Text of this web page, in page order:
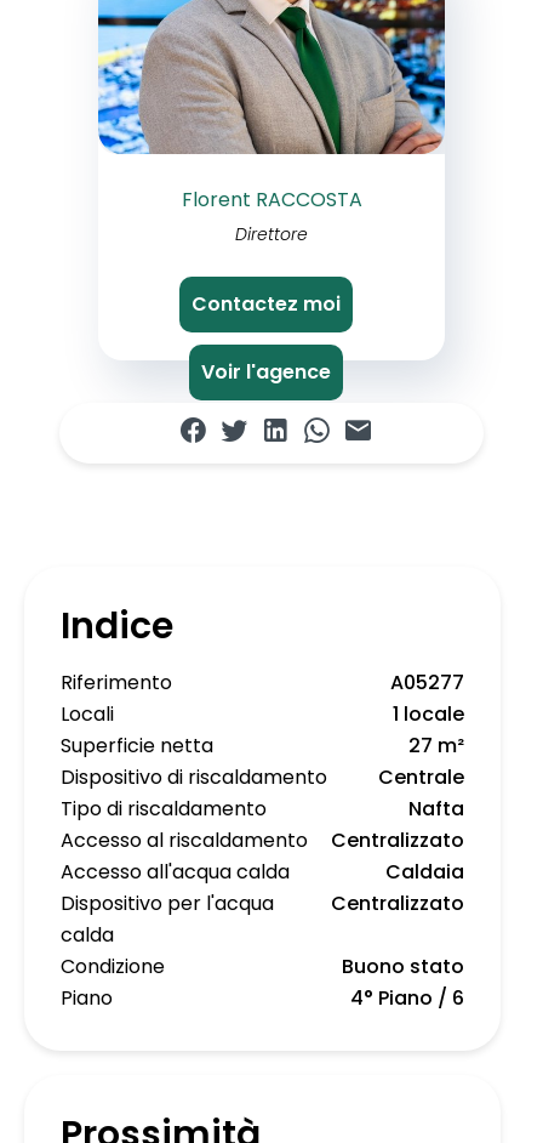
Florent RACCOSTA
Direttore
Contactez moi
Voir l'agence
Indice
Riferimento
A05277
Locali
1 locale
Superficie netta
27 m²
Dispositivo di riscaldamento
Centrale
Tipo di riscaldamento
Nafta
Accesso al riscaldamento
Centralizzato
Accesso all'acqua calda
Caldaia
Dispositivo per l'acqua
calda
Centralizzato
Condizione
Buono stato
Piano
4° Piano / 6